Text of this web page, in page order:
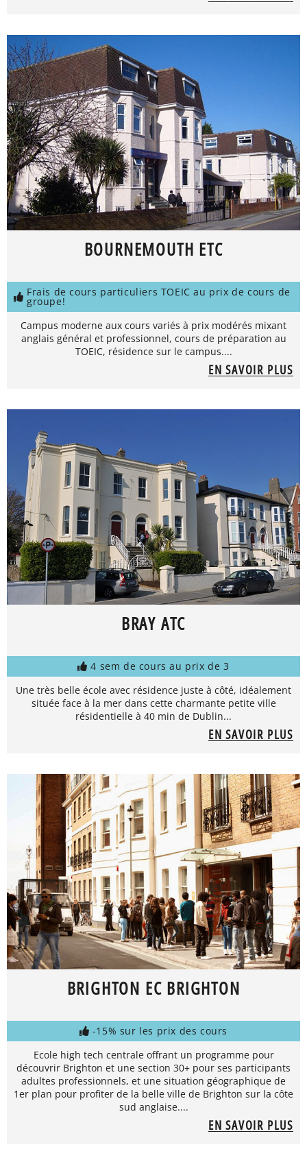
BOURNEMOUTH ETC
Frais de cours particuliers TOEIC au prix de cours de
groupe!
Campus moderne aux cours variés à prix modérés mixant
anglais général et professionnel, cours de préparation au
TOEIC, résidence sur le campus....
EN SAVOIR PLUS
BRAY ATC
4 sem de cours au prix de 3
Une très belle école avec résidence juste à côté, idéalement
située face à la mer dans cette charmante petite ville
résidentielle à 40 min de Dublin...
EN SAVOIR PLUS
BRIGHTON EC BRIGHTON
-15% sur les prix des cours
Ecole high tech centrale offrant un programme pour
découvrir Brighton et une section 30+ pour ses participants
adultes professionnels, et une situation géographique de
1er plan pour profiter de la belle ville de Brighton sur la côte
sud anglaise....
EN SAVOIR PLUS